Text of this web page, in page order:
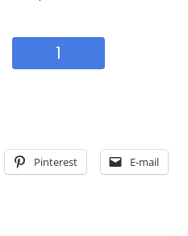
Pinterest E-mail
1